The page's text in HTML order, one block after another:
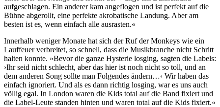
aufgeschlagen. Ein anderer kam angeflogen und ist perfekt auf die
Bühne abgerollt, eine perfekte akrobatische Landung. Aber am
besten ist es, wenn einfach alle ausrasten.«
Innerhalb weniger Monate hat sich der Ruf der Monkeys wie ein
Lauffeuer verbreitet, so schnell, dass die Musikbranche nicht Schritt
halten konnte. »Bevor die ganze Hysterie losging, sagten die Labels:
›Ihr seid nicht schlecht, aber das hier ist noch nicht so toll, und an
dem anderen Song sollte man Folgendes ändern…‹ Wir haben das
einfach ignoriert. Und als es dann richtig losging, war es uns auch
völlig egal. In London waren die Kids total auf die Band fixiert und
die Label-Leute standen hinten und waren total auf die Kids fixiert.«